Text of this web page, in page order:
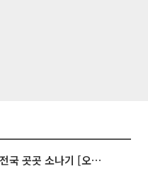
35도 안팎 무더위 이어져…전국 곳곳 소나기 [오늘 날씨]